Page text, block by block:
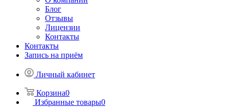
Блог
Отзывы
Лицензии
Контакты
Контакты
Запись на приём
Личный кабинет
Корзина0
Избранные товары0